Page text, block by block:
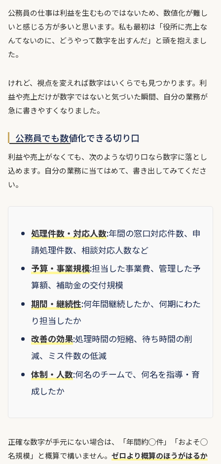
公務員の仕事は利益を生むものではないため、数値化が難し
いと感じる方が多いと思います。私も最初は「役所に売上な
んてないのに、どうやって数字を出すんだ」と頭を抱えまし
た。
けれど、視点を変えれば数字はいくらでも見つかります。利
益や売上だけが数字ではないと気づいた瞬間、自分の業務が
急に書きやすくなりました。
公務員でも数値化できる切り口
利益や売上がなくても、次のような切り口なら数字に落とし
込めます。自分の業務に当てはめて、書き出してみてくださ
い。
処理件数・対応人数:年間の窓口対応件数、申
請処理件数、相談対応人数など
予算・事業規模:担当した事業費、管理した予
算額、補助金の交付規模
期間・継続性:何年間継続したか、何期にわた
り担当したか
改善の効果:処理時間の短縮、待ち時間の削
減、ミス件数の低減
体制・人数:何名のチームで、何名を指導・育
成したか
正確な数字が手元にない場合は、「年間約◯件」「およそ◯
名規模」と概算で構いません。 ゼロより概算のほうがはるか